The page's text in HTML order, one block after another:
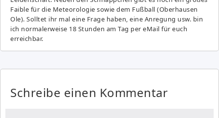
Fai­ble für die Meteorologie sowie dem Fußball (Oberhausen
Ole). Solltet ihr mal eine Frage haben, eine Anregung usw. bin
ich normalerweise 18 Stunden am Tag per eMail für euch
erreichbar.
Schreibe einen Kommentar